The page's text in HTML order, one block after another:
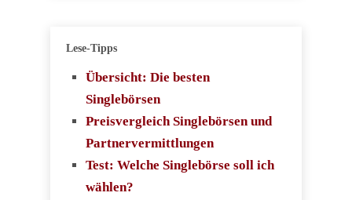
Lese-Tipps
Übersicht: Die besten
Singlebörsen
Preisvergleich Singlebörsen und
Partnervermittlungen
Test: Welche Singlebörse soll ich
wählen?